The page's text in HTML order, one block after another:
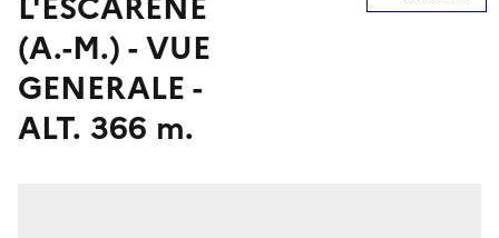
(A.-M.) - VUE
GENERALE -
ALT. 366 m.